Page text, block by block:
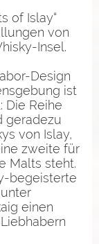
of Islay“
von
Insel.
Design
ist
Die Reihe
geradezu
von Islay,
zweite für
Malts steht.
begeisterte
einen